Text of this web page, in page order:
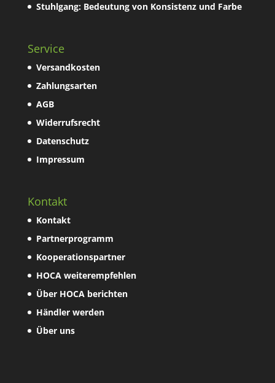
Stuhlgang: Bedeutung von Konsistenz und Farbe
Service
Versandkosten
Zahlungsarten
AGB
Widerrufsrecht
Datenschutz
Impressum
Kontakt
Kontakt
Partnerprogramm
Kooperationspartner
HOCA weiterempfehlen
Über HOCA berichten
Händler werden
Über uns